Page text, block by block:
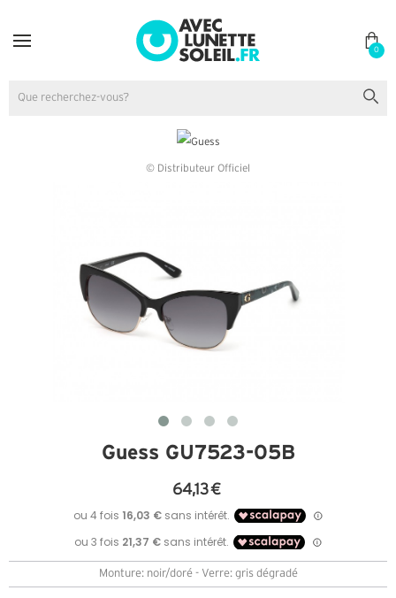
0
© Distributeur Officiel
Guess GU7523-05B
64,13 €
Monture: noir/doré - Verre: gris dégradé